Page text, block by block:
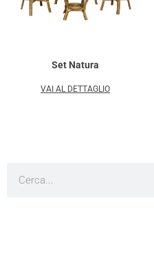
Set Natura
VAI AL DETTAGLIO